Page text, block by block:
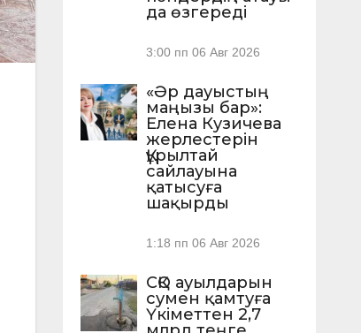
да өзгереді
3:00 пп 06 Авг 2026
«Әр дауыстың
маңызы бар»:
Елена Кузичева
жерлестерін
Құрылтай
сайлауына
қатысуға
шақырды
1:18 пп 06 Авг 2026
СҚО ауылдарын
сумен қамтуға
Үкіметтен 2,7